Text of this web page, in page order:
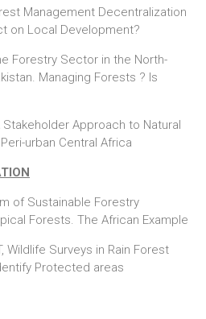
Management Decentralization
on Local Development?
Forestry Sector in the North-
Managing Forests ? Is
Stakeholder Approach to Natural
urban Central Africa
of Sustainable Forestry
Forests. The African Example
Wildlife Surveys in Rain Forest
Protected areas